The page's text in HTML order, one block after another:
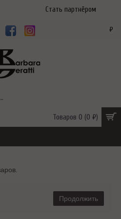
Стать партнёром
₽
Товаров 0 (0 ₽)
Продолжить